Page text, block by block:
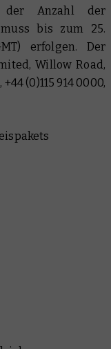
der Anzahl der
bis zum 25.
erfolgen. Der
Willow Road,
(0)115 914 0000,